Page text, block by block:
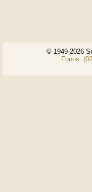
© 1949-2026
Fonos: